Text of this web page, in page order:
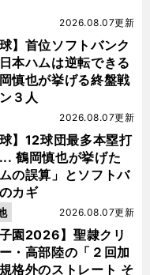
球】首位ソフトバンク
本ハムは逆転できる
慎也が挙げる終盤戦
３人
2026.08.07更新
球】12球団最多本塁打
鶴岡慎也が挙げた
ムの誤算」とソフトバ
カギ
2026.08.07更新
子園2026】聖隷クリ
・高部陸の「２回加
格外のストレート そ
2026.08.07更新